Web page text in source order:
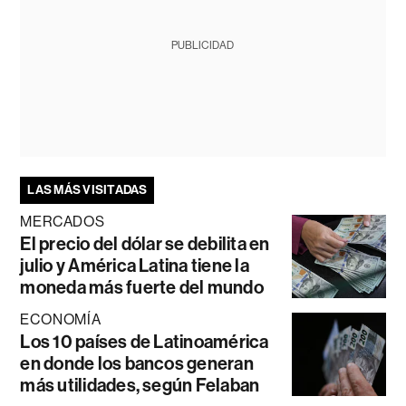
PUBLICIDAD
LAS MÁS VISITADAS
MERCADOS
El precio del dólar se debilita en
julio y América Latina tiene la
moneda más fuerte del mundo
ECONOMÍA
Los 10 países de Latinoamérica
en donde los bancos generan
más utilidades, según Felaban